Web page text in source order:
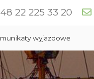
22 225 33 20
wyjazdowe